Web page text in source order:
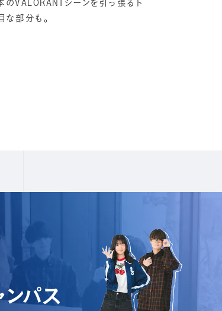
VALORANTシーンを引っ張るト
な部分も。
パス